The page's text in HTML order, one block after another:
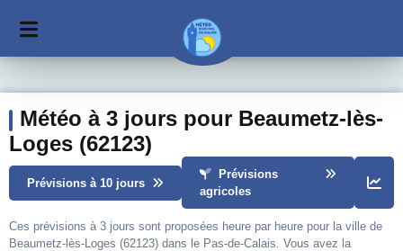
Météo à 3 jours pour Beaumetz-lès-
Loges (62123)
Prévisions à 10 jours
Prévisions
agricoles
Ces prévisions à 3 jours sont proposées heure par heure pour la ville de
Beaumetz-lès-Loges (62123) dans le Pas-de-Calais. Vous avez la